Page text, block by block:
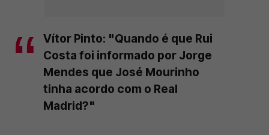
Vítor Pinto: "Quando é que Rui
Costa foi informado por Jorge
Mendes que José Mourinho
tinha acordo com o Real
Madrid?"